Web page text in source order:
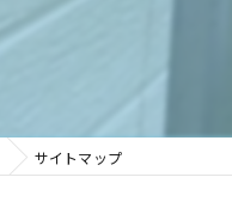
サイトマップ